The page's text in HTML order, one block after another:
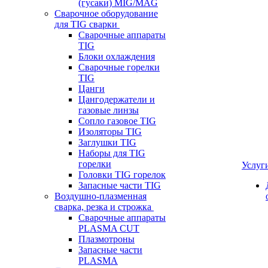
(гусаки) MIG/MAG
Сварочное оборудование
для TIG сварки
Сварочные аппараты
TIG
Блоки охлаждения
Сварочные горелки
TIG
Цанги
Цангодержатели и
газовые линзы
Сопло газовое TIG
Изоляторы TIG
Заглушки TIG
Наборы для TIG
горелки
Головки TIG горелок
Запасные части TIG
Воздушно-плазменная
сварка, резка и строжка
Сварочные аппараты
PLASMA CUT
Плазмотроны
Запасные части
PLASMA